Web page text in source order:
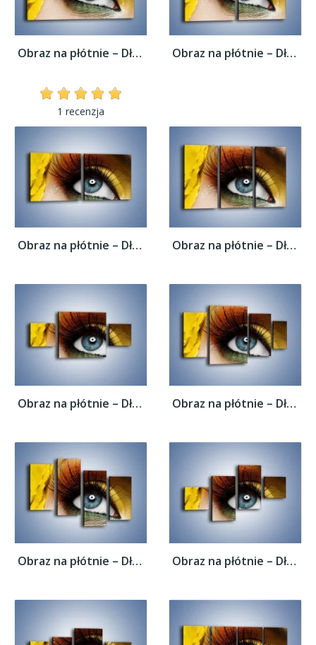
Obraz na płótnie – Długie kobiece rzęsy –...
1 recenzja
Obraz na płótnie – Długie kobiece rzęsy –...
Obraz na płótnie – Długie kobiece rzęsy –... Obraz na płótnie – Długie kobiece rzęsy –...
Obraz na płótnie – Długie kobiece rzęsy –... Obraz na płótnie – Długie kobiece rzęsy –...
Obraz na płótnie – Długie kobiece rzęsy –... Obraz na płótnie – Długie kobiece rzęsy –...